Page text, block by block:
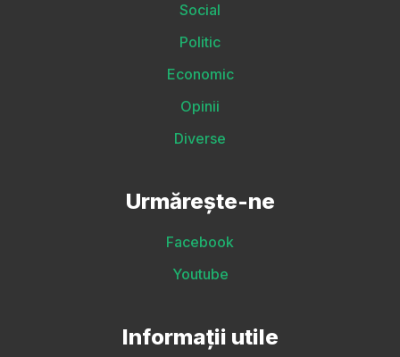
Social
Politic
Economic
Opinii
Diverse
Urmărește-ne
Facebook
Youtube
Informații utile